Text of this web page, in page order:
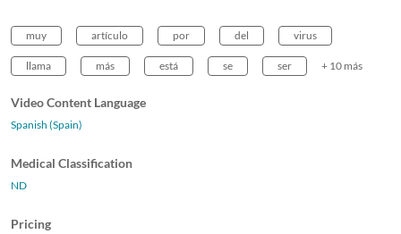
muy artículo por del virus
llama más está se ser + 10 más
Video Content Language
Spanish (Spain)
Medical Classification
ND
Pricing